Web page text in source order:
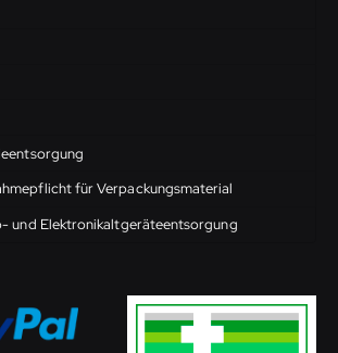
für Verpackungsmaterial
und Elektronikaltgeräteentsorgung